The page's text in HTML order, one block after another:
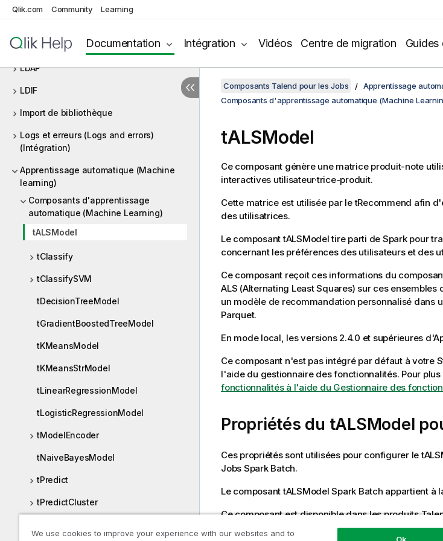
Qlik.com Community Learning
Documentation Intégration Vidéos Centre de migration
Large Language Model (LLM)
LDAP
LDIF
Import de bibliothèque
Logs et erreurs (Logs and errors)
(Intégration)
Apprentissage automatique (Machine
learning)
Composants d'apprentissage
automatique (Machine Learning)
tALSModel
tClassify
tClassifySVM
tDecisionTreeModel
tGradientBoostedTreeModel
tKMeansModel
tKMeansStrModel
tLinearRegressionModel
tLogisticRegressionModel
tModelEncoder
tNaiveBayesModel
tPredict
tPredictCluster
Composants Talend pour les Jobs
Apprentissage
Composants d'apprentissage automatique (Machine
tALSModel
Ce composant génère une matrice produit-note
interactives utilisateur·trice-produit.
Cette matrice est utilisée par letRecommend afin
des utilisatrices.
Le composanttALSModeltire parti de Spark pour
concernant les préférences des utilisateurs et des
Ce composant reçoit ces informations du
ALS (Alternating Least Squares) sur ces
un modèle de recommandation personnalisé dans
Parquet.
En mode local, les versions 2.4.0 et supérieures
Ce composant n'est pas intégré par défaut à votre
l'aide du gestionnaire des fonctionnalités. Pour
fonctionnalités à l'aide du Gestionnaire des
Propriétés du tALSModel
Ces propriétés sont utilisées pour configurer le
Jobs Spark Batch.
Le composanttALSModel Spark Batch appartient à
Ce composant est disponible dans les produits
We use cookies to improve your experience with our websites and to